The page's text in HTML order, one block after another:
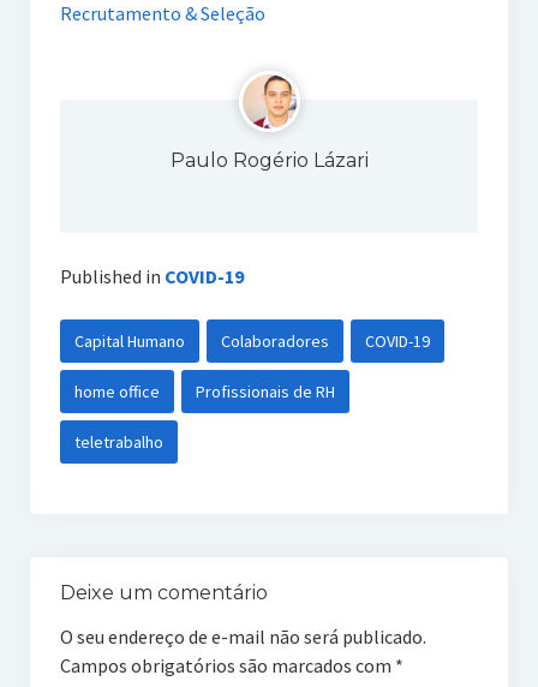
Recrutamento & Seleção
Paulo Rogério Lázari
Published in COVID-19
Capital Humano Colaboradores COVID-19
home office Profissionais de RH
teletrabalho
Deixe um comentário
O seu endereço de e-mail não será publicado.
Campos obrigatórios são marcados com *